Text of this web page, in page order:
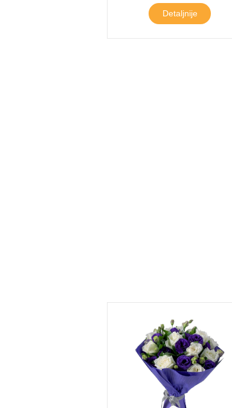
Detaljnije